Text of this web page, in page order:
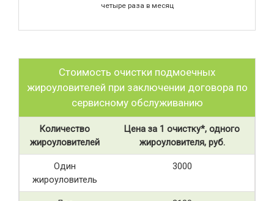
четыре раза в месяц
Стоимость очистки подмоечных
жироуловителей при заключении договора по
сервисному обслуживанию
Количество
жироуловителей
Цена за 1 очистку*, одного
жироуловителя, руб.
Один
жироуловитель
3000